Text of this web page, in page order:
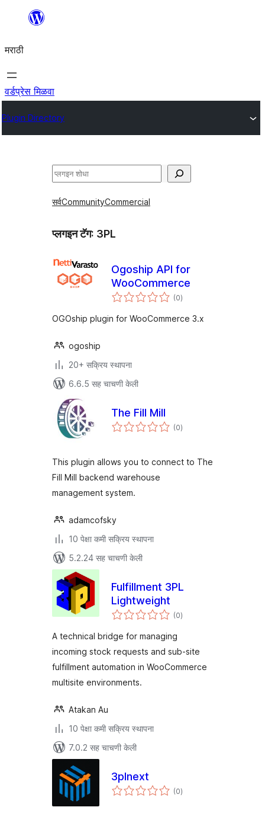
सामुग्रीवर
मराठी
वर्डप्रेस मिळवा
Plugin Directory
शोधा
सर्वCommunityCommercial
प्लगइन टॅग: 3PL
Ogoship API for
WooCommerce
(0एकूण
मूल्यांकन
)
OGOship plugin for WooCommerce 3.x
ogoship
20+ सक्रिय स्थापना
6.6.5 सह चाचणी केली
The Fill Mill
(0एकूण
मूल्यांकन
)
This plugin allows you to connect to The
Fill Mill backend warehouse
management system.
adamcofsky
10 पेक्षा कमी सक्रिय स्थापना
5.2.24 सह चाचणी केली
Fulfillment 3PL
Lightweight
(0एकूण
मूल्यांकन
)
A technical bridge for managing
incoming stock requests and sub-site
fulfillment automation in WooCommerce
multisite environments.
Atakan Au
10 पेक्षा कमी सक्रिय स्थापना
7.0.2 सह चाचणी केली
3plnext
(0एकूण
मूल्यांकन
)